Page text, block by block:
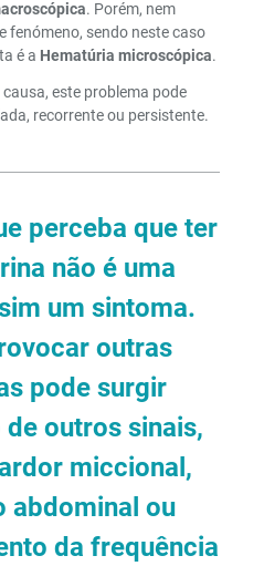
. Porém, nem
fenómeno, sendo neste caso
é a Hematúria microscópica.
este problema pode
recorrente ou persistente.
perceba que ter
não é uma
um sintoma.
outras
pode surgir
outros sinais,
miccional,
abdominal ou
da frequência